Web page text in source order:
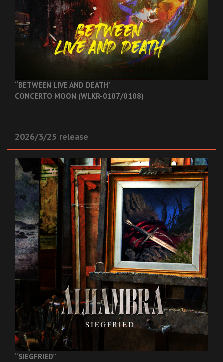
“BETWEEN LIVE AND DEATH”
CONCERTO MOON (WLKR-0107/0108)
2026/3/25 release
“SIEGFRIED”